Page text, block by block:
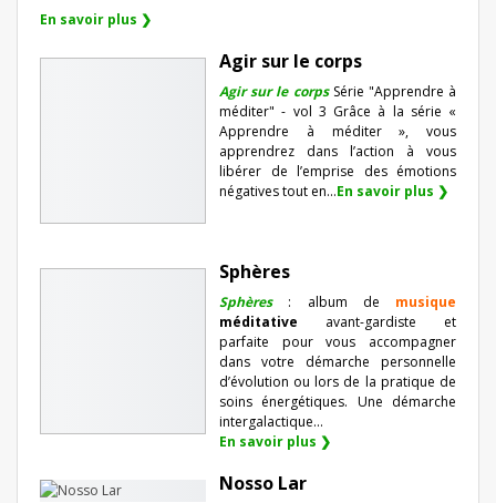
En savoir plus ❯
Agir sur le corps
Agir sur le corpsSérie "Apprendre à
méditer" - vol 3 Grâce à la série «
Apprendre à méditer », vous
apprendrez dans l’action à vous
libérer de l’emprise des émotions
négatives tout en...En savoir plus ❯
Sphères
Sphères: album de musique
méditative avant-gardiste et
parfaite pour vous accompagner
dans votre démarche personnelle
d’évolution ou lors de la pratique de
soins énergétiques. Une démarche
intergalactique...
En savoir plus ❯
Nosso Lar